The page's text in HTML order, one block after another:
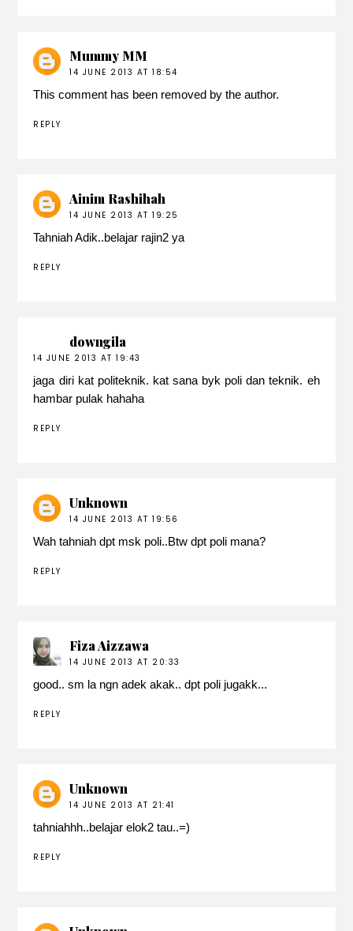
Mummy MM
14 JUNE 2013 AT 18:54
This comment has been removed by the author.
REPLY
Ainim Rashihah
14 JUNE 2013 AT 19:25
Tahniah Adik..belajar rajin2 ya
REPLY
downgila
14 JUNE 2013 AT 19:43
jaga diri kat politeknik. kat sana byk poli dan teknik. eh
hambar pulak hahaha
REPLY
Unknown
14 JUNE 2013 AT 19:56
Wah tahniah dpt msk poli..Btw dpt poli mana?
REPLY
Fiza Aizzawa
14 JUNE 2013 AT 20:33
good.. sm la ngn adek akak.. dpt poli jugakk...
REPLY
Unknown
14 JUNE 2013 AT 21:41
tahniahhh..belajar elok2 tau..=)
REPLY